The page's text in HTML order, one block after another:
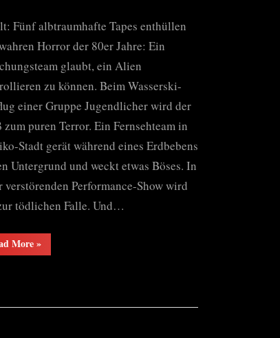
Fünf albtraumhafte Tapes enthüllen
Horror der 80er Jahre: Ein
glaubt, ein Alien
zu können. Beim Wasserski-
einer Gruppe Jugendlicher wird der
zum puren Terror. Ein Fernsehteam in
Stadt gerät während eines Erdbebens
Untergrund und weckt etwas Böses. In
verstörenden Performance-Show wird
tödlichen Falle. Und…
More“V/H/S/85”
»